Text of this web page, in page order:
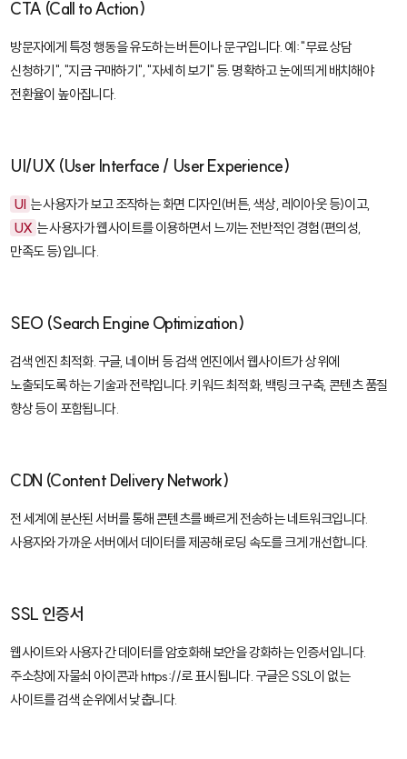
CTA (Call to Action)
방문자에게 특정 행동을 유도하는 버튼이나 문구입니다. 예: "무료 상담
신청하기", "지금 구매하기", "자세히 보기" 등. 명확하고 눈에 띄게 배치해야
전환율이 높아집니다.
UI/UX (User Interface / User Experience)
UI 는 사용자가 보고 조작하는 화면 디자인(버튼, 색상, 레이아웃 등)이고,
UX 는 사용자가 웹사이트를 이용하면서 느끼는 전반적인 경험(편의성,
만족도 등)입니다.
SEO (Search Engine Optimization)
검색 엔진 최적화. 구글, 네이버 등 검색 엔진에서 웹사이트가 상위에
노출되도록 하는 기술과 전략입니다. 키워드 최적화, 백링크 구축, 콘텐츠 품질
향상 등이 포함됩니다.
CDN (Content Delivery Network)
전 세계에 분산된 서버를 통해 콘텐츠를 빠르게 전송하는 네트워크입니다.
사용자와 가까운 서버에서 데이터를 제공해 로딩 속도를 크게 개선합니다.
SSL 인증서
웹사이트와 사용자 간 데이터를 암호화해 보안을 강화하는 인증서입니다.
주소창에 자물쇠 아이콘과https://로 표시됩니다. 구글은 SSL이 없는
사이트를 검색 순위에서 낮춥니다.